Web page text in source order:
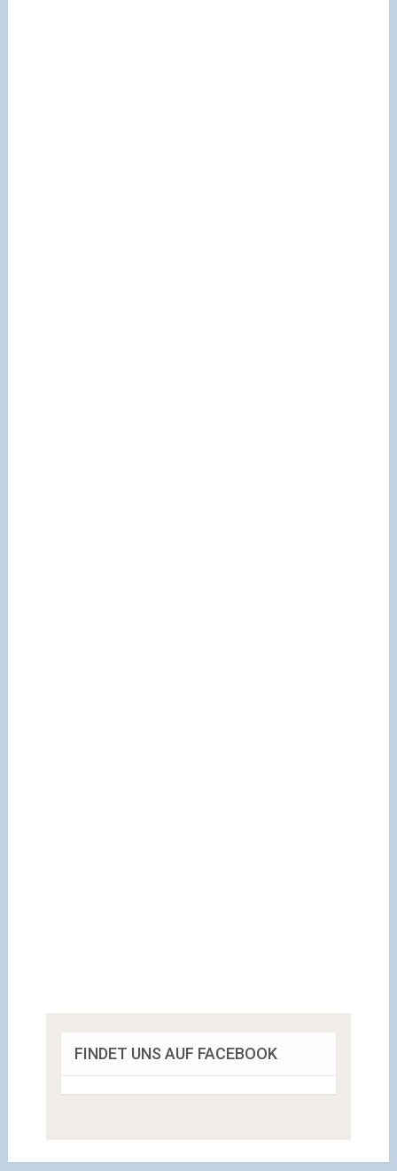
FINDET UNS AUF FACEBOOK